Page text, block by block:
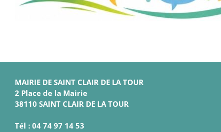
MAIRIE DE SAINT CLAIR DE LA TOUR
2 Place de la Mairie
38110 SAINT CLAIR DE LA TOUR
Tél : 04 74 97 14 53